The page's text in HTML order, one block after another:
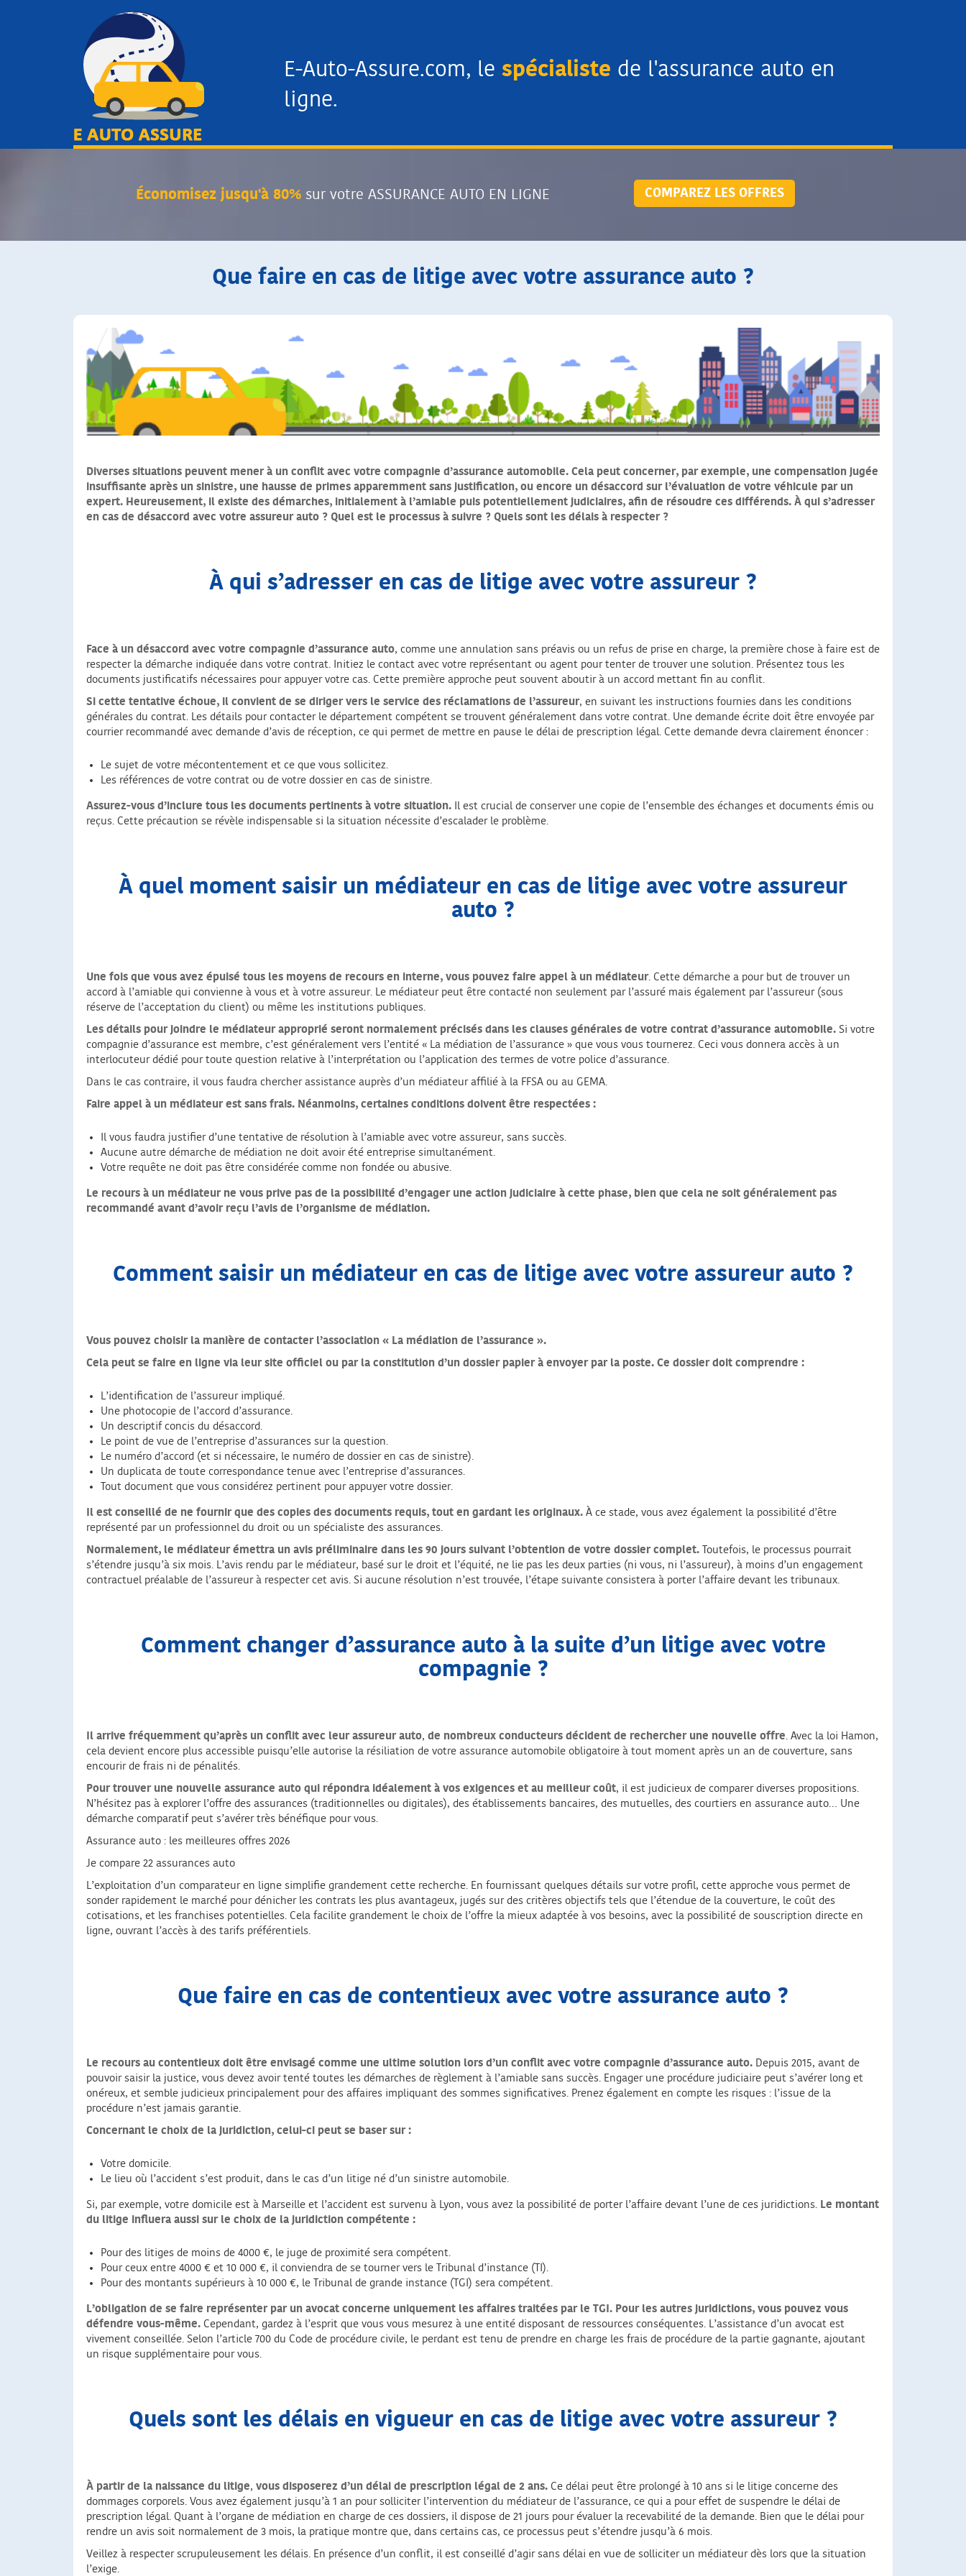
E-Auto-Assure.com, le spécialiste de l'assurance auto en
ligne.
Économisez jusqu'à 80% sur votre ASSURANCE AUTO EN LIGNE COMPAREZ LES OFFRES
Que faire en cas de litige avec votre assurance auto ?
Diverses situations peuvent mener à un conflit avec votre compagnie d’assurance automobile. Cela peut concerner, par exemple, une compensation jugée
insuffisante après un sinistre, une hausse de primes apparemment sans justification, ou encore un désaccord sur l’évaluation de votre véhicule par un
expert. Heureusement, il existe des démarches, initialement à l’amiable puis potentiellement judiciaires, afin de résoudre ces différends. À qui s’adresser
en cas de désaccord avec votre assureur auto ? Quel est le processus à suivre ? Quels sont les délais à respecter ?
À qui s’adresser en cas de litige avec votre assureur ?
Face à un désaccord avec votre compagnie d’assurance auto, comme une annulation sans préavis ou un refus de prise en charge, la première chose à faire est de
respecter la démarche indiquée dans votre contrat. Initiez le contact avec votre représentant ou agent pour tenter de trouver une solution. Présentez tous les
documents justificatifs nécessaires pour appuyer votre cas. Cette première approche peut souvent aboutir à un accord mettant fin au conflit.
Si cette tentative échoue, il convient de se diriger vers le service des réclamations de l’assureur, en suivant les instructions fournies dans les conditions
générales du contrat. Les détails pour contacter le département compétent se trouvent généralement dans votre contrat. Une demande écrite doit être envoyée par
courrier recommandé avec demande d’avis de réception, ce qui permet de mettre en pause le délai de prescription légal. Cette demande devra clairement énoncer :
Le sujet de votre mécontentement et ce que vous sollicitez.
Les références de votre contrat ou de votre dossier en cas de sinistre.
Assurez-vous d’inclure tous les documents pertinents à votre situation. Il est crucial de conserver une copie de l’ensemble des échanges et documents émis ou
reçus. Cette précaution se révèle indispensable si la situation nécessite d’escalader le problème.
À quel moment saisir un médiateur en cas de litige avec votre assureur
auto ?
Une fois que vous avez épuisé tous les moyens de recours en interne, vous pouvez faire appel à un médiateur. Cette démarche a pour but de trouver un
accord à l’amiable qui convienne à vous et à votre assureur. Le médiateur peut être contacté non seulement par l’assuré mais également par l’assureur (sous
réserve de l’acceptation du client) ou même les institutions publiques.
Les détails pour joindre le médiateur approprié seront normalement précisés dans les clauses générales de votre contrat d’assurance automobile. Si votre
compagnie d’assurance est membre, c’est généralement vers l’entité « La médiation de l’assurance » que vous vous tournerez. Ceci vous donnera accès à un
interlocuteur dédié pour toute question relative à l’interprétation ou l’application des termes de votre police d’assurance.
Dans le cas contraire, il vous faudra chercher assistance auprès d’un médiateur affilié à la FFSA ou au GEMA.
Faire appel à un médiateur est sans frais. Néanmoins, certaines conditions doivent être respectées :
Il vous faudra justifier d’une tentative de résolution à l’amiable avec votre assureur, sans succès.
Aucune autre démarche de médiation ne doit avoir été entreprise simultanément.
Votre requête ne doit pas être considérée comme non fondée ou abusive.
Le recours à un médiateur ne vous prive pas de la possibilité d’engager une action judiciaire à cette phase, bien que cela ne soit généralement pas
recommandé avant d’avoir reçu l’avis de l’organisme de médiation.
Comment saisir un médiateur en cas de litige avec votre assureur auto ?
Vous pouvez choisir la manière de contacter l’association « La médiation de l’assurance ».
Cela peut se faire en ligne via leur site officiel ou par la constitution d’un dossier papier à envoyer par la poste. Ce dossier doit comprendre :
L’identification de l’assureur impliqué.
Une photocopie de l’accord d’assurance.
Un descriptif concis du désaccord.
Le point de vue de l’entreprise d’assurances sur la question.
Le numéro d’accord (et si nécessaire, le numéro de dossier en cas de sinistre).
Un duplicata de toute correspondance tenue avec l’entreprise d’assurances.
Tout document que vous considérez pertinent pour appuyer votre dossier.
Il est conseillé de ne fournir que des copies des documents requis, tout en gardant les originaux. À ce stade, vous avez également la possibilité d’être
représenté par un professionnel du droit ou un spécialiste des assurances.
Normalement, le médiateur émettra un avis préliminaire dans les 90 jours suivant l’obtention de votre dossier complet. Toutefois, le processus pourrait
s’étendre jusqu’à six mois. L’avis rendu par le médiateur, basé sur le droit et l’équité, ne lie pas les deux parties (ni vous, ni l’assureur), à moins d’un engagement
contractuel préalable de l’assureur à respecter cet avis. Si aucune résolution n’est trouvée, l’étape suivante consistera à porter l’affaire devant les tribunaux.
Comment changer d’assurance auto à la suite d’un litige avec votre
compagnie ?
Il arrive fréquemment qu’après un conflit avec leur assureur auto, de nombreux conducteurs décident de rechercher une nouvelle offre. Avec la loi Hamon,
cela devient encore plus accessible puisqu’elle autorise la résiliation de votre assurance automobile obligatoire à tout moment après un an de couverture, sans
encourir de frais ni de pénalités.
Pour trouver une nouvelle assurance auto qui répondra idéalement à vos exigences et au meilleur coût, il est judicieux de comparer diverses propositions.
N’hésitez pas à explorer l’offre des assurances (traditionnelles ou digitales), des établissements bancaires, des mutuelles, des courtiers en assurance auto… Une
démarche comparatif peut s’avérer très bénéfique pour vous.
Assurance auto : les meilleures offres 2026
Je compare 22 assurances auto
L’exploitation d’un comparateur en ligne simplifie grandement cette recherche. En fournissant quelques détails sur votre profil, cette approche vous permet de
sonder rapidement le marché pour dénicher les contrats les plus avantageux, jugés sur des critères objectifs tels que l’étendue de la couverture, le coût des
cotisations, et les franchises potentielles. Cela facilite grandement le choix de l’offre la mieux adaptée à vos besoins, avec la possibilité de souscription directe en
ligne, ouvrant l’accès à des tarifs préférentiels.
Que faire en cas de contentieux avec votre assurance auto ?
Le recours au contentieux doit être envisagé comme une ultime solution lors d’un conflit avec votre compagnie d’assurance auto. Depuis 2015, avant de
pouvoir saisir la justice, vous devez avoir tenté toutes les démarches de règlement à l’amiable sans succès. Engager une procédure judiciaire peut s’avérer long et
onéreux, et semble judicieux principalement pour des affaires impliquant des sommes significatives. Prenez également en compte les risques : l’issue de la
procédure n’est jamais garantie.
Concernant le choix de la juridiction, celui-ci peut se baser sur :
Votre domicile.
Le lieu où l’accident s’est produit, dans le cas d’un litige né d’un sinistre automobile.
Si, par exemple, votre domicile est à Marseille et l’accident est survenu à Lyon, vous avez la possibilité de porter l’affaire devant l’une de ces juridictions. Le montant
du litige influera aussi sur le choix de la juridiction compétente :
Pour des litiges de moins de 4000 €, le juge de proximité sera compétent.
Pour ceux entre 4000 € et 10 000 €, il conviendra de se tourner vers le Tribunal d’instance (TI).
Pour des montants supérieurs à 10 000 €, le Tribunal de grande instance (TGI) sera compétent.
L’obligation de se faire représenter par un avocat concerne uniquement les affaires traitées par le TGI. Pour les autres juridictions, vous pouvez vous
défendre vous-même. Cependant, gardez à l’esprit que vous vous mesurez à une entité disposant de ressources conséquentes. L’assistance d’un avocat est
vivement conseillée. Selon l’article 700 du Code de procédure civile, le perdant est tenu de prendre en charge les frais de procédure de la partie gagnante, ajoutant
un risque supplémentaire pour vous.
Quels sont les délais en vigueur en cas de litige avec votre assureur ?
À partir de la naissance du litige, vous disposerez d’un délai de prescription légal de 2 ans. Ce délai peut être prolongé à 10 ans si le litige concerne des
dommages corporels. Vous avez également jusqu’à 1 an pour solliciter l’intervention du médiateur de l’assurance, ce qui a pour effet de suspendre le délai de
prescription légal. Quant à l’organe de médiation en charge de ces dossiers, il dispose de 21 jours pour évaluer la recevabilité de la demande. Bien que le délai pour
rendre un avis soit normalement de 3 mois, la pratique montre que, dans certains cas, ce processus peut s’étendre jusqu’à 6 mois.
Veillez à respecter scrupuleusement les délais. En présence d’un conflit, il est conseillé d’agir sans délai en vue de solliciter un médiateur dès lors que la situation
l’exige.